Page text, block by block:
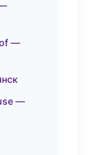
—
—